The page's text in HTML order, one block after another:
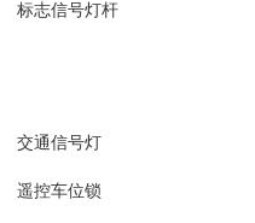
标志信号灯杆
交通信号灯
遥控车位锁